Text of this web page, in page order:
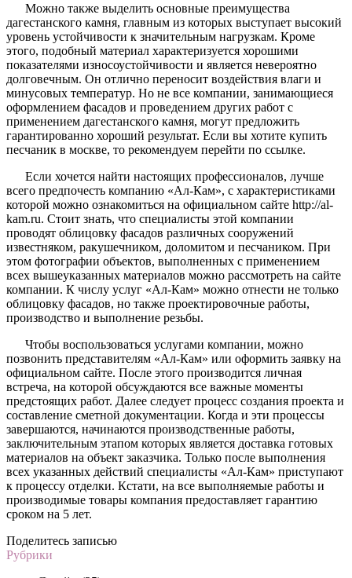
Можно также выделить основные преимущества
дагестанского камня, главным из которых выступает высокий
уровень устойчивости к значительным нагрузкам. Кроме
этого, подобный материал характеризуется хорошими
показателями износоустойчивости и является невероятно
долговечным. Он отлично переносит воздействия влаги и
минусовых температур. Но не все компании, занимающиеся
оформлением фасадов и проведением других работ с
применением дагестанского камня, могут предложить
гарантированно хороший результат. Если вы хотите купить
песчаник в москве, то рекомендуем перейти по ссылке.
Если хочется найти настоящих профессионалов, лучше
всего предпочесть компанию «Ал-Кам», с характеристиками
которой можно ознакомиться на официальном сайте http://al-
kam.ru. Стоит знать, что специалисты этой компании
проводят облицовку фасадов различных сооружений
известняком, ракушечником, доломитом и песчаником. При
этом фотографии объектов, выполненных с применением
всех вышеуказанных материалов можно рассмотреть на сайте
компании. К числу услуг «Ал-Кам» можно отнести не только
облицовку фасадов, но также проектировочные работы,
производство и выполнение резьбы.
Чтобы воспользоваться услугами компании, можно
позвонить представителям «Ал-Кам» или оформить заявку на
официальном сайте. После этого производится личная
встреча, на которой обсуждаются все важные моменты
предстоящих работ. Далее следует процесс создания проекта и
составление сметной документации. Когда и эти процессы
завершаются, начинаются производственные работы,
заключительным этапом которых является доставка готовых
материалов на объект заказчика. Только после выполнения
всех указанных действий специалисты «Ал-Кам» приступают
к процессу отделки. Кстати, на все выполняемые работы и
производимые товары компания предоставляет гарантию
сроком на 5 лет.
Поделитесь записью
Рубрики